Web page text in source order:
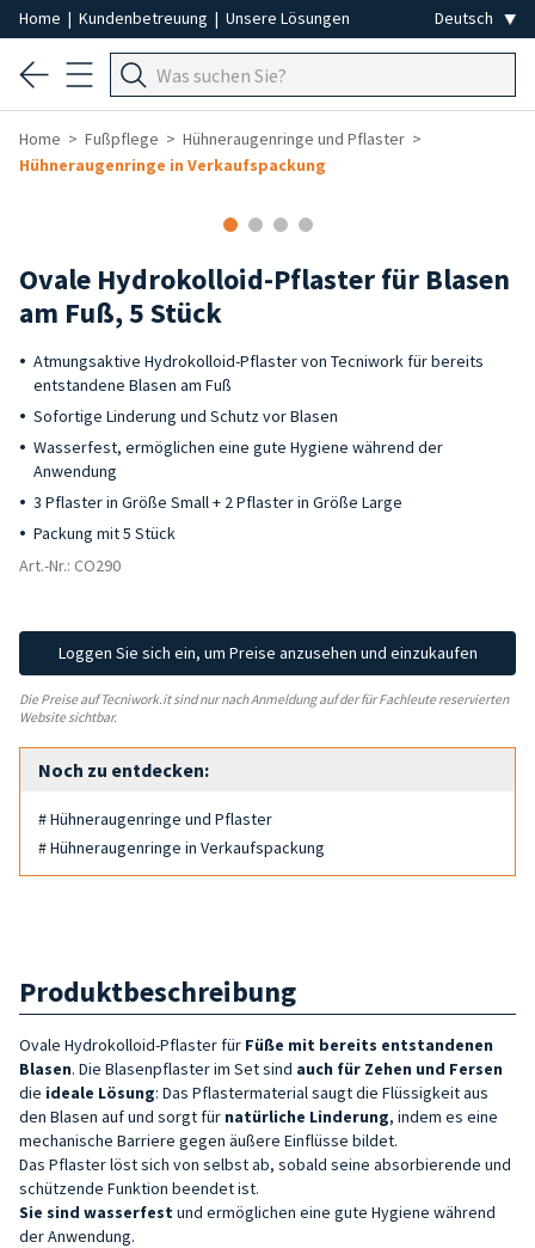
Home | Kundenbetreuung | Unsere Lösungen
Home Fußpflege
Hühneraugenringe und Pflaster
Hühneraugenringe in Verkaufspackung
Ovale Hydrokolloid-Pflaster für Blasen
am Fuß, 5 Stück
Atmungsaktive Hydrokolloid-Pflaster von Tecniwork für bereits
entstandene Blasen am Fuß
Sofortige Linderung und Schutz vor Blasen
Wasserfest, ermöglichen eine gute Hygiene während der
Anwendung
3 Pflaster in Größe Small + 2 Pflaster in Größe Large
Packung mit 5 Stück
Art.-Nr.: CO290
Loggen Sie sich ein, um Preise anzusehen und einzukaufen
Die Preise auf Tecniwork.it sind nur nach Anmeldung auf der für Fachleute reservierten
Website sichtbar.
Noch zu entdecken:
# Hühneraugenringe und Pflaster
# Hühneraugenringe in Verkaufspackung
Produktbeschreibung
Ovale Hydrokolloid-Pflaster für Füße mit bereits entstandenen
Blasen. Die Blasenpflaster im Set sind auch für Zehen und Fersen
die ideale Lösung: Das Pflastermaterial saugt die Flüssigkeit aus
den Blasen auf und sorgt für natürliche Linderung, indem es eine
mechanische Barriere gegen äußere Einflüsse bildet.
Das Pflaster löst sich von selbst ab, sobald seine absorbierende und
schützende Funktion beendet ist.
Sie sind wasserfest und ermöglichen eine gute Hygiene während
der Anwendung.